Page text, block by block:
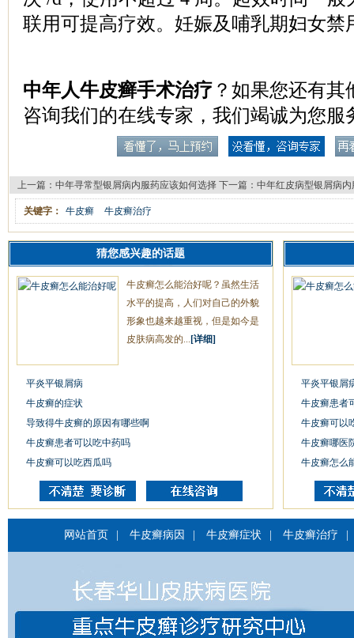
联用可提高疗效。妊娠及哺乳期妇女禁
中年人牛皮癣手术治疗 ？如果您还有
咨询我们的在线专家，我们竭诚为您服
上一篇： 中年寻常型银屑病内服药应该如何选择 下一篇： 中年红皮病型银屑病内
关键字： 牛皮癣 牛皮癣治疗
猜您感兴趣的话题
牛皮癣怎么能治好呢？虽然生活
水平的提高，人们对自己的外貌
形象也越来越重视，但是如今是
皮肤病高发的... [详细]
平炎平银屑病
牛皮癣的症状
导致得牛皮癣的原因有哪些啊
牛皮癣患者可以吃中药吗
牛皮癣可以吃西瓜吗
平炎平银屑
牛皮癣患者
牛皮癣可以
牛皮癣哪医
牛皮癣怎么
网站首页 牛皮癣病因 牛皮癣症状 牛皮癣治疗